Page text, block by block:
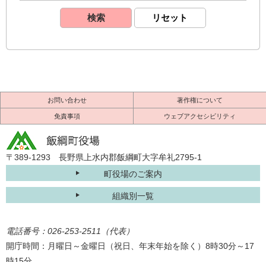
お問い合わせ 著作権について
免責事項 ウェブアクセシビリティ
〒389-1293 長野県上水内郡飯綱町大字牟礼2795-1
町役場のご案内
組織別一覧
電話番号：026-253-2511（代表）
開庁時間：月曜日～金曜日（祝日、年末年始を除く）8時30分～17